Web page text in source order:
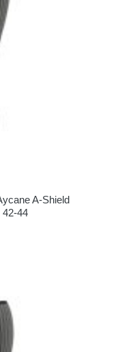
A-Shield
44